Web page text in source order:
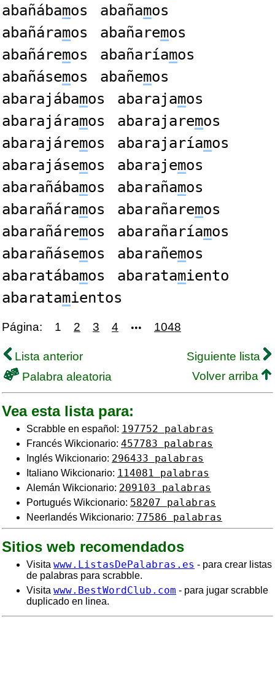
abañábamos abañamos
abañáramos abañaremos
abañáremos abañaríamos
abañásemos abañemos
abarajábamos abarajamos
abarajáramos abarajaremos
abarajáremos abarajaríamos
abarajásemos abarajemos
abarañábamos abarañamos
abarañáramos abarañaremos
abarañáremos abarañaríamos
abarañásemos abarañemos
abaratábamos abaratamiento
abaratamientos
Página: 1 2 3 4 ••• 1048
Lista anterior
Siguiente lista
Palabra aleatoria
Volver arriba
Vea esta lista para:
Scrabble en español: 197752 palabras
Francés Wikcionario: 457783 palabras
Inglés Wikcionario: 296433 palabras
Italiano Wikcionario: 114081 palabras
Alemán Wikcionario: 209103 palabras
Portugués Wikcionario: 58207 palabras
Neerlandés Wikcionario: 77586 palabras
Sitios web recomendados
Visita www.ListasDePalabras.es - para crear listas
de palabras para scrabble.
Visita www.BestWordClub.com - para jugar scrabble
duplicado en linea.